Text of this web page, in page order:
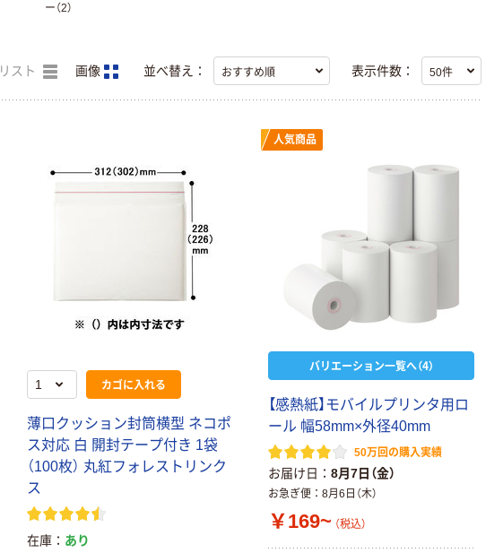
ー（2）
リスト 画像 並べ替え： 表示件数：
カゴに入れる
薄口クッション封筒横型 ネコポ
ス対応 白 開封テープ付き 1袋
（100枚） 丸紅フォレストリンク
ス
在庫
あり
人気商品
バリエーション一覧へ（4）
【感熱紙】モバイルプリンタ用ロ
ール 幅58mm×外径40mm
50万回の購入実績
お届け日 8月7日（金）
お急ぎ便 8月6日（木）
￥169~ （税込）